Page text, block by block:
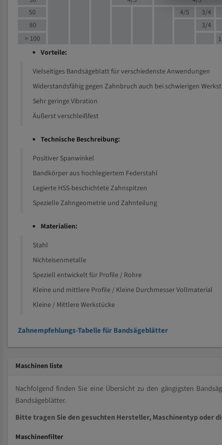
50
4/5 3/4
80
3/4
> 100
Vorteile:
Vielseitiges Bandsägeblatt für verschiedenste Anwendungen
Widerstandsfähig gegen Zahnbruch auch bei schwierigen
Sehr geringe Vibration
Äußerst verschleißfest
Technische Beschreibung:
Positiver Spanwinkel
Bandkörper aus hochlegiertem Federstahl
Legierte HSS-beschichtete Zahnspitzen
Spezielle Zahngeometrie und Zahnteilung
Materialien:
Stahl
Nichteisenmetalle
Speziell entwickelt für Profile / Rohre
Kleine und mittlere Profile / Kleine Durchmesser Vollmaterial
Kleine / Mittlere Werkstücke
Zahnempfehlungs-Tabelle für Bandsägeblätter
Maschinen liste
Nachfolgend finden Sie eine Übersicht zu den gängigsten
Bandsägeblätter.
Bitte tragen Sie den gesuchten Hersteller, Maschinentyp oder
Maschinenfilter